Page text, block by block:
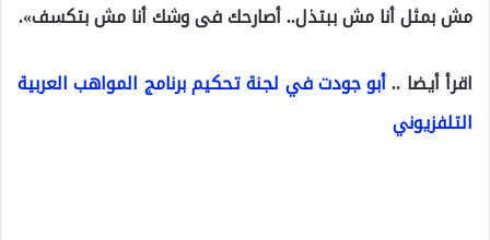
مش بمثل أنا مش ببتذل.. أصارحك فى وشك أنا مش بتكسف».
اقرأ أيضا ..أبو جودت في لجنة تحكيم برنامج المواهب العربية
التلفزيوني